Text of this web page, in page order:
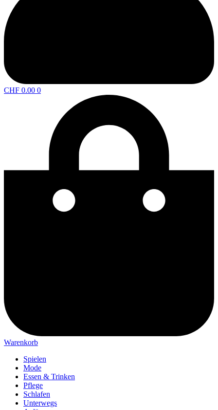
CHF 0.00 0
Warenkorb
Spielen
Mode
Essen & Trinken
Pflege
Schlafen
Unterwegs